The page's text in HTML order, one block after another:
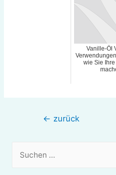
Vanille-Öl
wie Sie
← zurück